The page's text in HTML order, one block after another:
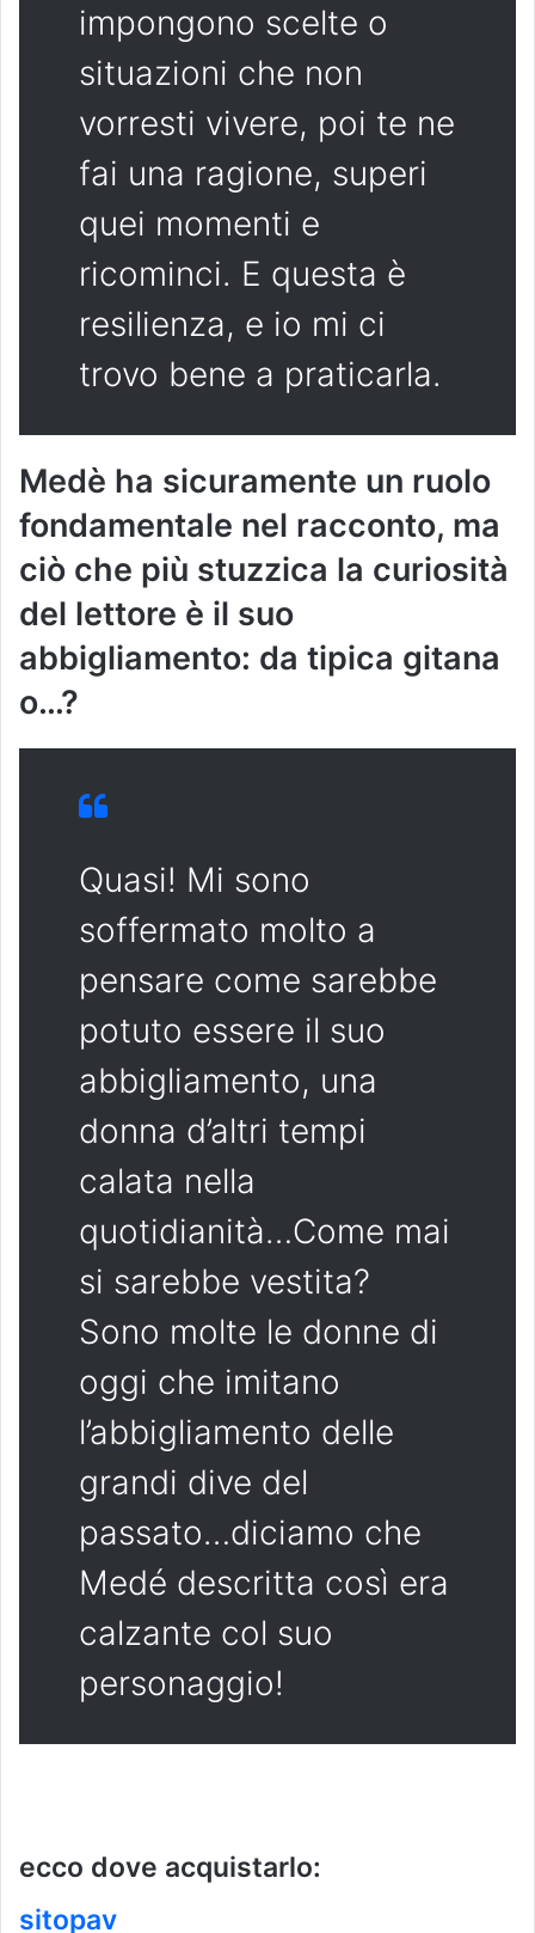
impongono scelte o
situazioni che non
vorresti vivere, poi te ne
fai una ragione, superi
quei momenti e
ricominci. E questa è
resilienza, e io mi ci
trovo bene a praticarla.
Medè ha sicuramente un ruolo
fondamentale nel racconto, ma
ciò che più stuzzica la curiosità
del lettore è il suo
abbigliamento: da tipica gitana
o…?
Quasi! Mi sono
soffermato molto a
pensare come sarebbe
potuto essere il suo
abbigliamento, una
donna d’altri tempi
calata nella
quotidianità…Come mai
si sarebbe vestita?
Sono molte le donne di
oggi che imitano
l’abbigliamento delle
grandi dive del
passato…diciamo che
Medé descritta così era
calzante col suo
personaggio!
ecco dove acquistarlo:
sitopav